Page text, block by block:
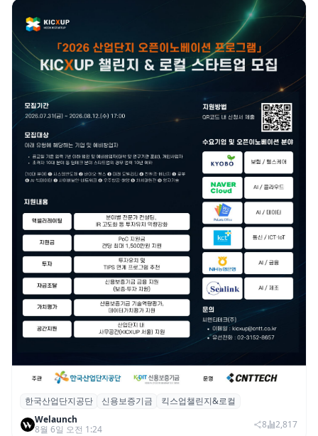
산단공·신보, 2026 ‘킥스업 챌린지&로컬’ 참
여 스타트업 모집
한국산업단지공단 신용보증기금
킥스업챌린지&로컬
Welaunch
8월 6일 오전 1:24
8 2,817